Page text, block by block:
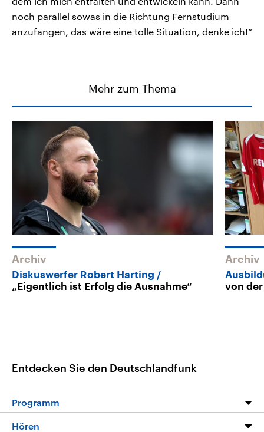
noch parallel sowas in die Richtung Fernstudium
anzufangen, das wäre eine tolle Situation, denke ich!“
Mehr zum Thema
Archiv
Diskuswerfer Robert Harting
„Eigentlich ist Erfolg die Ausnahme“
Archiv
von
Entdecken Sie den Deutschlandfunk
Programm
Hören